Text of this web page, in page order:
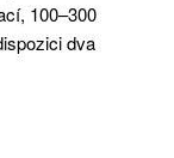
100–300
dva